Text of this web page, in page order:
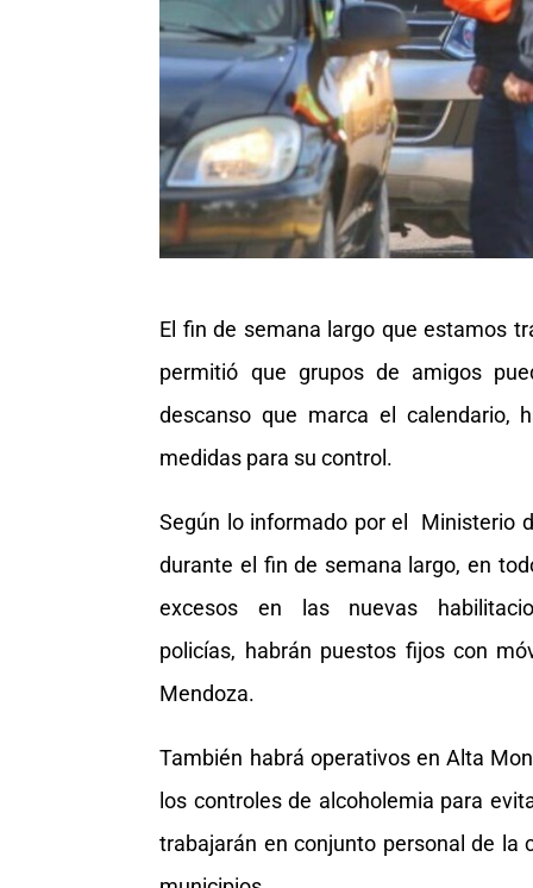
El fin de semana largo que estamos
permitió que grupos de amigos
descanso que marca el calendario,
medidas para su control.
Según lo informado por el Ministerio
durante el fin de semana largo, en
excesos en las nuevas
policías, habrán puestos fijos con
Mendoza.
También habrá operativos en Alta
los controles de alcoholemia para
trabajarán en conjunto personal de la